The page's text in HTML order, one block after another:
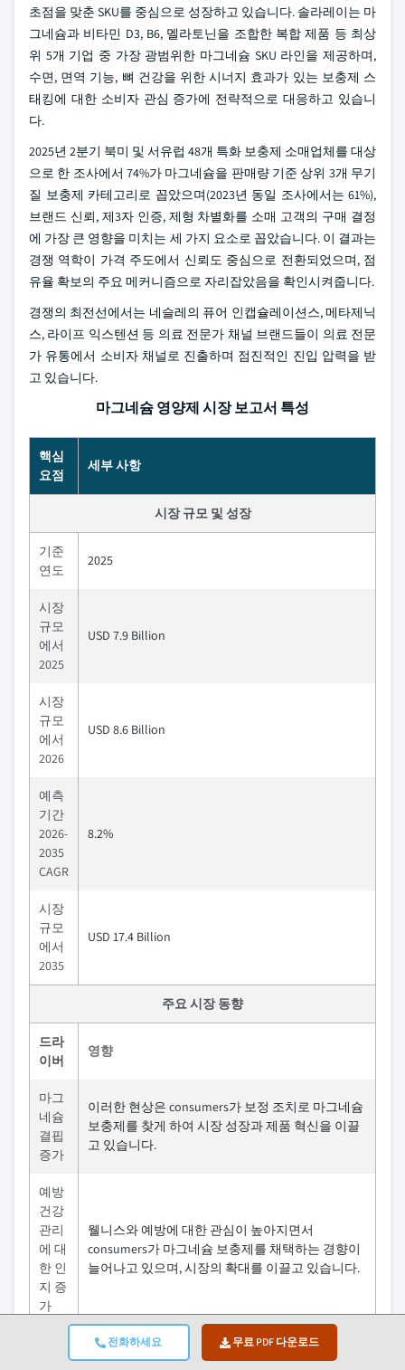
전화하세요 무료 PDF 다운로드
초점을 맞춘 SKU를 중심으로 성장하고 있습니다. 솔라레이는 마
그네슘과 비타민 D3, B6, 멜라토닌을 조합한 복합 제품 등 최상
위 5개 기업 중 가장 광범위한 마그네슘 SKU 라인을 제공하며,
수면, 면역 기능, 뼈 건강을 위한 시너지 효과가 있는 보충제 스
태킹에 대한 소비자 관심 증가에 전략적으로 대응하고 있습니
다.
2025년 2분기 북미 및 서유럽 48개 특화 보충제 소매업체를 대상
으로 한 조사에서 74%가 마그네슘을 판매량 기준 상위 3개 무기
질 보충제 카테고리로 꼽았으며(2023년 동일 조사에서는 61%),
브랜드 신뢰, 제3자 인증, 제형 차별화를 소매 고객의 구매 결정
에 가장 큰 영향을 미치는 세 가지 요소로 꼽았습니다. 이 결과는
경쟁 역학이 가격 주도에서 신뢰도 중심으로 전환되었으며, 점
유율 확보의 주요 메커니즘으로 자리잡았음을 확인시켜줍니다.
경쟁의 최전선에서는 네슬레의 퓨어 인캡슐레이션스, 메타제닉
스, 라이프 익스텐션 등 의료 전문가 채널 브랜드들이 의료 전문
가 유통에서 소비자 채널로 진출하며 점진적인 진입 압력을 받
고 있습니다.
마그네슘 영양제 시장 보고서 특성
핵심
요점
세부 사항
시장 규모 및 성장
기준
연도
2025
시장
규모
에서
2025
USD 7.9 Billion
시장
규모
에서
2026
USD 8.6 Billion
예측
기간
2026-
2035
CAGR
8.2%
시장
규모
에서
2035
USD 17.4 Billion
주요 시장 동향
드라
이버
영향
마그
네슘
결핍
증가
이러한 현상은 consumers가 보정 조치로 마그네슘
보충제를 찾게 하여 시장 성장과 제품 혁신을 이끌
고 있습니다.
예방
건강
관리
에 대
한 인
지 증
가
웰니스와 예방에 대한 관심이 높아지면서
consumers가 마그네슘 보충제를 채택하는 경향이
늘어나고 있으며, 시장의 확대를 이끌고 있습니다.